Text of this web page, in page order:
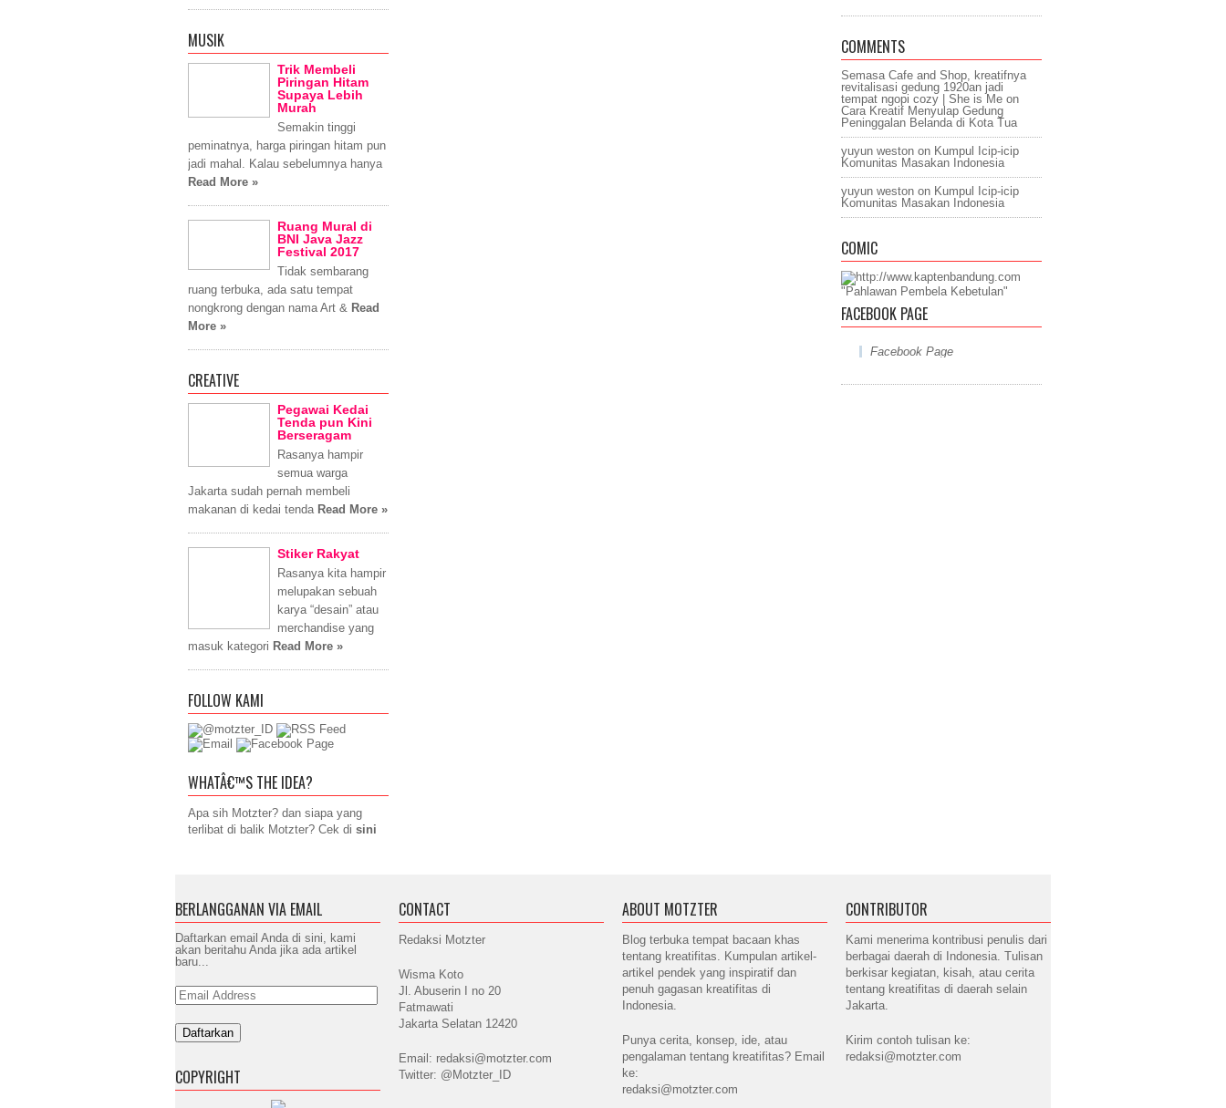
MUSIK
Trik Membeli
Piringan Hitam
Supaya Lebih
Murah
Semakin tinggi
peminatnya, harga piringan hitam pun
jadi mahal. Kalau sebelumnya hanya
Read More »
Ruang Mural di
BNI Java Jazz
Festival 2017
Tidak sembarang
ruang terbuka, ada satu tempat
nongkrong dengan nama Art & Read
More »
CREATIVE
Pegawai Kedai
Tenda pun Kini
Berseragam
Rasanya hampir
semua warga
Jakarta sudah pernah membeli
makanan di kedai tenda Read More »
Stiker Rakyat
Rasanya kita hampir
melupakan sebuah
karya “desain” atau
merchandise yang
masuk kategori Read More »
FOLLOW KAMI
WHATÂ€™S THE IDEA?
Apa sih Motzter? dan siapa yang
terlibat di balik Motzter? Cek di sini
COMMENTS
Semasa Cafe and Shop, kreatifnya
revitalisasi gedung 1920an jadi
tempat ngopi cozy | She is Me on
Cara Kreatif Menyulap Gedung
Peninggalan Belanda di Kota Tua
yuyun weston on Kumpul Icip-icip
Komunitas Masakan Indonesia
yuyun weston on Kumpul Icip-icip
Komunitas Masakan Indonesia
COMIC
"Pahlawan Pembela Kebetulan"
FACEBOOK PAGE
Facebook Page
BERLANGGANAN VIA EMAIL
Daftarkan email Anda di sini, kami
akan beritahu Anda jika ada artikel
baru...
Email
Address
COPYRIGHT
CONTACT
Redaksi Motzter
Wisma Koto
Jl. Abuserin I no 20
Fatmawati
Jakarta Selatan 12420
Email: redaksi@motzter.com
Twitter: @Motzter_ID
ABOUT MOTZTER
Blog terbuka tempat bacaan khas
tentang kreatifitas. Kumpulan artikel-
artikel pendek yang inspiratif dan
penuh gagasan kreatifitas di
Indonesia.
Punya cerita, konsep, ide, atau
pengalaman tentang kreatifitas? Email
ke:
redaksi@motzter.com
CONTRIBUTOR
Kami menerima kontribusi penulis dari
berbagai daerah di Indonesia. Tulisan
berkisar kegiatan, kisah, atau cerita
tentang kreatifitas di daerah selain
Jakarta.
Kirim contoh tulisan ke:
redaksi@motzter.com